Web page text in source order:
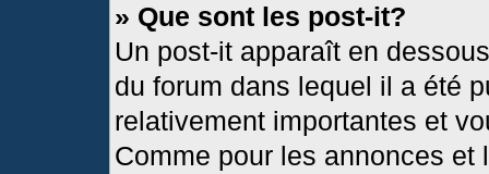
» Que sont les post-it?
Un post-it apparaît en
du forum dans lequel il a été
relativement importantes et
Comme pour les annonces